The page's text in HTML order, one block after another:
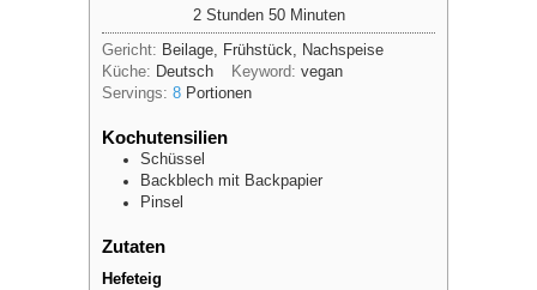
2Stunden
Stunden 50Minuten
Minuten
Gericht: Beilage, Frühstück, Nachspeise
Küche: Deutsch Keyword:vegan
Servings: 8 Portionen
Kochutensilien
Schüssel
Backblech mit Backpapier
Pinsel
Zutaten
Hefeteig